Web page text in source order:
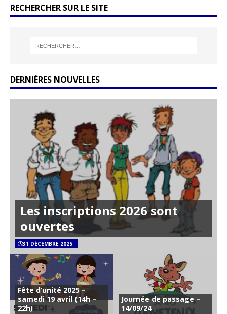
RECHERCHER SUR LE SITE
DERNIÈRES NOUVELLES
Les inscriptions 2026 sont
ouvertes
31 DÉCEMBRE 2025
Fête d’unité 2025 –
samedi 19 avril (14h –
22h)
Journée de passage –
14/09/24